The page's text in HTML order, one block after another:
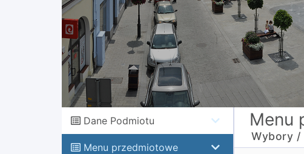
Dane Podmiotu
Menu przedmiotowe
Menu
Wybory /